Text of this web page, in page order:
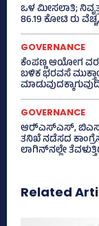
ಒಳ ಮೀಸಲಾತಿ;
86.19 ಕೋಟಿ ರು
GOVERNANCE
ಕೆಂಪಣ್ಣ ಆಯೋಗ
ಬಳಿಕ ಭರವಸೆ
GOVERNANCE
ಆರ್‍‌ಎಸ್‌ಎಸ್‌,
ತನಿಖೆ ನಡೆಸದ
ಲಾಗಿನ್‌ನಲ್ಲೇ
Related